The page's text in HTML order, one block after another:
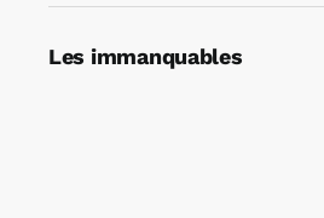
Les immanquables